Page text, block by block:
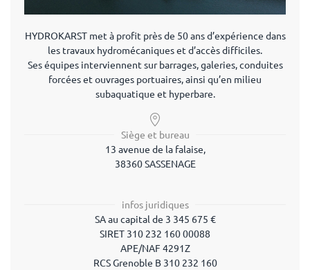
HYDROKARST met à profit près de 50 ans d’expérience dans
les travaux hydromécaniques et d’accès difficiles.
Ses équipes interviennent sur barrages, galeries, conduites
forcées et ouvrages portuaires, ainsi qu’en milieu
subaquatique et hyperbare.
Siège et bureau
13 avenue de la falaise,
38360 SASSENAGE
infos juridiques
SA au capital de 3 345 675 €
SIRET 310 232 160 00088
APE/NAF 4291Z
RCSGrenoble B 310 232 160